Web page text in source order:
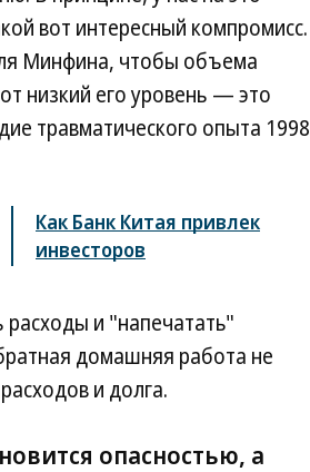
вот интересный компромисс.
Минфина, чтобы объема
низкий его уровень — это
травматического опыта 1998
Как Банк Китая привлек
инвесторов
и "напечатать"
домашняя работа не
и долга.
опасностью, а